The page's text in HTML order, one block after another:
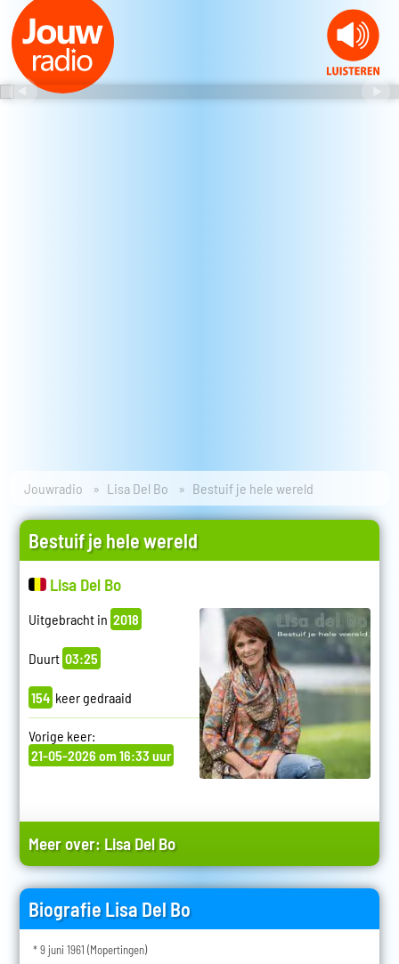
Jouwradio Lisa Del Bo Bestuif je hele wereld
Bestuif je hele wereld
Lisa Del Bo
Uitgebracht in 2018
Duurt 03:25
154 keer gedraaid
Vorige keer:
21-05-2026 om 16:33 uur
Meer over: Lisa Del Bo
Biografie Lisa Del Bo
* 9 juni 1961 (Mopertingen)